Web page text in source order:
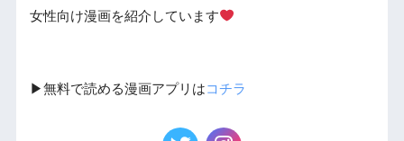
女性向け漫画を紹介しています
▶︎無料で読める漫画アプリはコチラ